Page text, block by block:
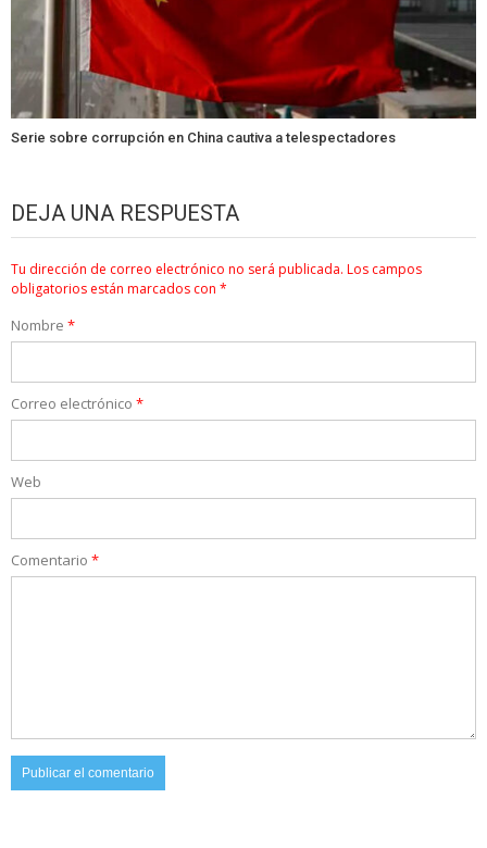
Serie sobre corrupción en China cautiva a telespectadores
DEJA UNA RESPUESTA
Tu dirección de correo electrónico no será publicada. Los campos
obligatorios están marcados con *
Nombre *
Correo electrónico *
Web
Comentario *